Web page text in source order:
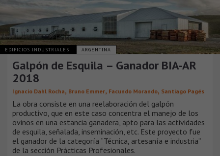
EDIFICIOS INDUSTRIALES ARGENTINA
Galpón de Esquila – Ganador BIA-AR
2018
Ignacio Dahl Rocha, Bruno Emmer, Facundo Morando, Santiago Pagés
La obra consiste en una reelaboración del galpón
productivo, que en este caso concentra el manejo de los
ovinos en una estancia ganadera, apto para las actividades
de esquila, señalada, inseminación, etc. Este proyecto fue
el ganador de la categoría “Técnica, artesanía e industria”
de la sección Prácticas Profesionales.